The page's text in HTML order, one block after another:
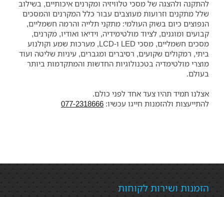
להתקנה ולהצגה של מסכי טלוויזיה ומקרנים איכותיים, בשילוב
שלל מתקנים וזרועות מעוצבים עבור כלל המקרנים והמסכים
הנפוצים כיום בשוק העולמי: מתקני תלייה והרמה חשמליים,
קבועים ומוגנים, לציוד מולטימידיה, וידיאו ואודיו, מקרנים,
מסכים חשמליים, מסכי LED ו-LCD, מערכות שמע וקולנוע
ביתי, רמקולים שקועים, רסיברים ומגברים, עיניות שליטה ועוד
מוצרי מולטימדיה בטכנולוגיות החדשות והמתקדמות ביותר
בעולם.
אצלנו תמיד תהיו צעד אחד לפני כולם.
להתייעצות ולהזמנות חייגו עכשיו: 077-2318666
הזמנות ושירות לקוחות